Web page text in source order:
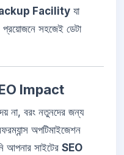
Facility যা
প্রয়োজনে সহজেই ডেটা
Impact
না, বরং নতুনদের জন্য
অপটিমাইজেশন
আপনার সাইটের SEO